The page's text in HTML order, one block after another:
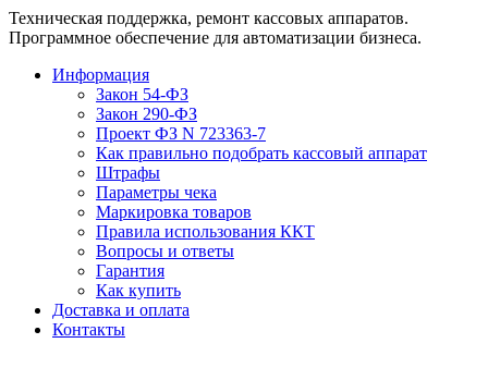
Техническая поддержка, ремонт кассовых аппаратов.
Программное обеспечение для автоматизации бизнеса.
Информация
Закон 54-ФЗ
Закон 290-ФЗ
Проект ФЗ N 723363-7
Как правильно подобрать кассовый аппарат
Штрафы
Параметры чека
Маркировка товаров
Правила использования ККТ
Вопросы и ответы
Гарантия
Как купить
Доставка и оплата
Контакты